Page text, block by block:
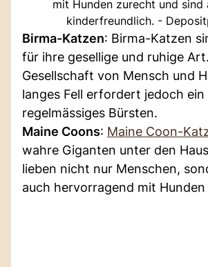
mit Hunden zurecht und sind
kinderfreundlich. -
Birma-Katzen: Birma-Katzen
für ihre gesellige und ruhige
Gesellschaft von Mensch und
langes Fell erfordert jedoch ein
regelmässiges Bürsten.
Maine Coons: Maine Coon-
wahre Giganten unter den
lieben nicht nur Menschen,
auch hervorragend mit Hunden